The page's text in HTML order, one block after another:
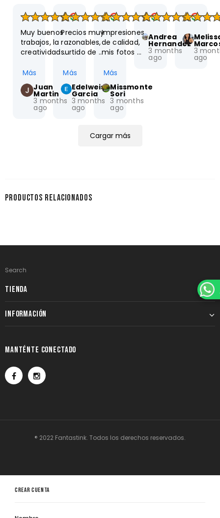
Muy buenos
trabajos, la
creatividad y
distingue.
Acudo con
Noé desde
que estaba
en suc. jurica
mirador y
juriquilla
Más
Juan
Martin
3 months
ago
Precios muy
razonables,
surtido de
infinito yyyy
la ayuda,
asesoría y
amabilidad
de Noé hace
10!!!
Más
Edelweiss
Garcia
3 months
ago
Impresiones
de calidad,
mis fotos
preciosas en
acrílico. Muy
buen servicio
y atención,
comunicación
tiempos de
Recomiendo
al 100.
Más
Missmonte
Sori
3 months
ago
Andrea
Hernandez
3 months
ago
3
ago
Cargar más
PRODUCTOS RELACIONADOS
Search
TIENDA
INFORMACIÓN
MANTÉNTE CONECTADO
® 2022 Fantastink. Todos los derechos reservados.
CREAR CUENTA